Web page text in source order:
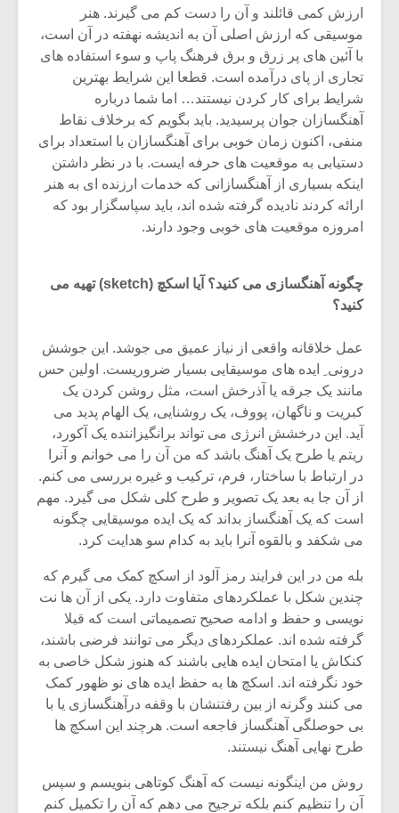
ارزش کمی قائلند و آن را دست کم می گیرند. هنر
موسیقی که ارزش اصلی آن به اندیشه نهفته در آن است،
با آئین های پر زرق و برق فرهنگ پاپ و سوء استفاده های
تجاری از پای درآمده است. قطعا این شرایط بهترین
شرایط برای کار کردن نیستند… اما شما درباره
آهنگسازان جوان پرسیدید. باید بگویم که برخلاف نقاط
منفی، اکنون زمان خوبی برای آهنگسازان با استعداد برای
دستیابی به موقعیت های حرفه ایست. با در نظر داشتن
اینکه بسیاری از آهنگسازانی که خدمات ارزنده ای به هنر
ارائه کردند نادیده گرفته شده اند، باید سپاسگزار بود که
امروزه موقعیت های خوبی وجود دارند.
چگونه آهنگسازی می کنید؟ آیا اسکچ (sketch) تهیه می
کنید؟
عمل خلاقانه واقعی از نیاز عمیق می جوشد. این جوشش
درونی ِ ایده های موسیقایی بسیار ضروریست. اولین حس
مانند یک جرقه یا آذرخش است، مثل روشن کردن یک
کبریت و ناگهان، پووف، یک روشنایی، یک الهام پدید می
آید. این درخشش انرژی می تواند برانگیزاننده یک آکورد،
ریتم یا طرح یک آهنگ باشد که من آن را می خوانم و آنرا
در ارتباط با ساختار، فرم، ترکیب و غیره بررسی می کنم.
از آن جا به بعد یک تصویر و طرح کلی شکل می گیرد. مهم
است که یک آهنگساز بداند که یک ایده موسیقایی چگونه
می شکفد و بالقوه آنرا باید به کدام سو هدایت کرد.
بله من در این فرایند رمز آلود از اسکچ کمک می گیرم که
چندین شکل با عملکردهای متفاوت دارد. یکی از آن ها نت
نویسی و حفظ و ادامه صحیح تصمیماتی است که قبلا
گرفته شده اند. عملکردهای دیگر می توانند فرضی باشند،
کنکاش یا امتحان ایده هایی باشند که هنوز شکل خاصی به
خود نگرفته اند. اسکچ ها به حفظ ایده های نو ظهور کمک
می کنند وگرنه از بین رفتنشان با وقفه درآهنگسازی یا با
بی حوصلگی آهنگساز فاجعه است. هرچند این اسکچ ها
طرح نهایی آهنگ نیستند.
روش من اینگونه نیست که آهنگ کوتاهی بنویسم و سپس
آن را تنظیم کنم بلکه ترجیح می دهم که آن را تکمیل کنم